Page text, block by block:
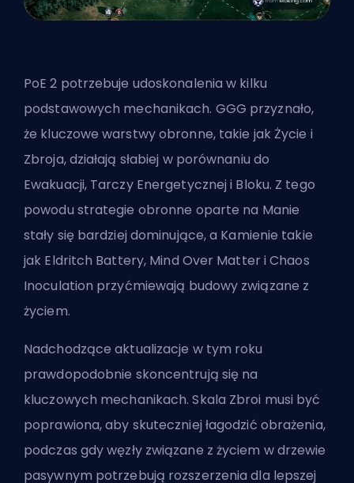
PoE 2 potrzebuje udoskonalenia w kilku
podstawowych mechanikach. GGG przyznało,
że kluczowe warstwy obronne, takie jak Życie i
Zbroja, działają słabiej w porównaniu do
Ewakuacji, Tarczy Energetycznej i Bloku. Z tego
powodu strategie obronne oparte na Manie
stały się bardziej dominujące, a Kamienie takie
jak Eldritch Battery, Mind Over Matter i Chaos
Inoculation przyćmiewają budowy związane z
życiem.
Nadchodzące aktualizacje w tym roku
prawdopodobnie skoncentrują się na
kluczowych mechanikach. Skala Zbroi musi być
poprawiona, aby skuteczniej łagodzić obrażenia,
podczas gdy węzły związane z życiem w drzewie
pasywnym potrzebują rozszerzenia dla lepszej